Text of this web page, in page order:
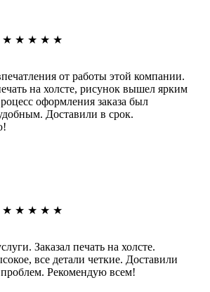
★ ★ ★ ★ ★
от работы этой компании.
на холсте, рисунок вышел ярким
оформления заказа был
Доставили в срок.
★ ★ ★ ★ ★
Заказал печать на холсте.
все детали четкие. Доставили
проблем. Рекомендую всем!